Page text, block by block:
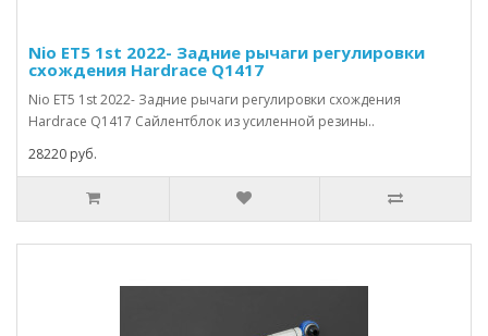
Nio ET5 1st 2022- Задние рычаги регулировки
схождения Hardrace Q1417
Nio ET5 1st 2022- Задние рычаги регулировки схождения
Hardrace Q1417 Сайлентблок из усиленной резины..
28220 руб.